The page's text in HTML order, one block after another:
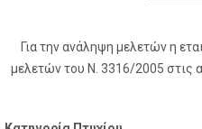
Για την ανάληψη μελετών η
μελετών του Ν. 3316/2005 στις